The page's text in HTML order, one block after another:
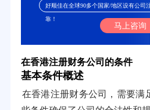
好顺佳在全球90多个国家/地区设有公司
靠！
马上咨询
在香港注册财务公司的条件
基本条件概述
在香港注册财务公司，需要满